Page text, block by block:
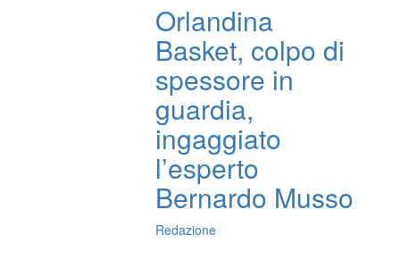
Orlandina
Basket, colpo di
spessore in
guardia,
ingaggiato
l’esperto
Bernardo Musso
Redazione